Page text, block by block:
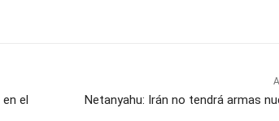
el
Netanyahu: Irán no tendrá armas